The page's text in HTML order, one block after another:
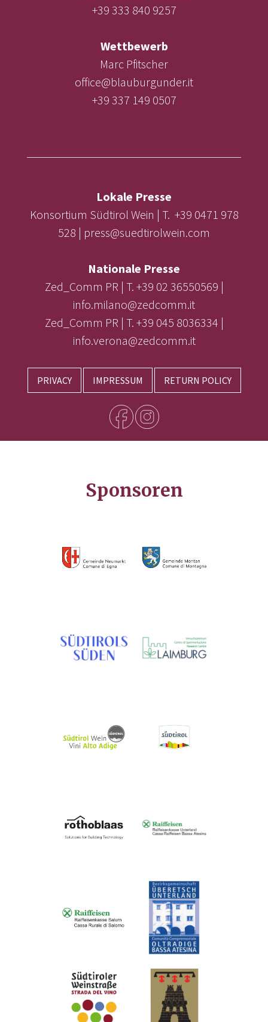
+39 333 840 9257
Wettbewerb
Marc Pfitscher
office@blauburgunder.it
+39 337 149 0507
Lokale Presse
Konsortium Südtirol Wein | T. +39 0471 978
528 | press@suedtirolwein.com
Nationale Presse
Zed_Comm PR | T. +39 02 36550569 |
info.milano@zedcomm.it
Zed_Comm PR | T. +39 045 8036334 |
info.verona@zedcomm.it
PRIVACY IMPRESSUM RETURN POLICY
Sponsoren